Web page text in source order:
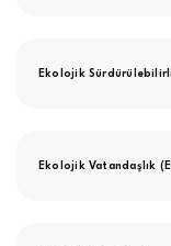
Ekolojik
Ekolojik Vatandaşlık